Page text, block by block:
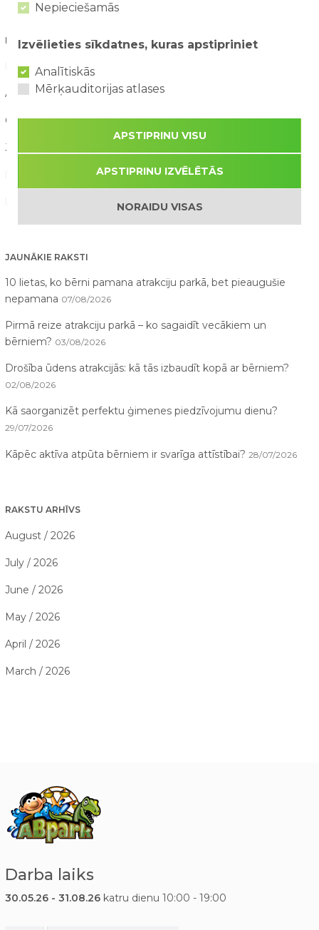
RAKSTU KATEGORIJAS
Blogs (16)
Aktuāli (90)
Galerija (11)
Jaunumi (160)
JAUNĀKIE RAKSTI
10 lietas, ko bērni pamana atrakciju parkā, bet pieaugušie
nepamana 07/08/2026
Pirmā reize atrakciju parkā – ko sagaidīt vecākiem un
bērniem? 03/08/2026
Drošība ūdens atrakcijās: kā tās izbaudīt kopā ar bērniem?
02/08/2026
Kā saorganizēt perfektu ģimenes piedzīvojumu dienu?
29/07/2026
Kāpēc aktīva atpūta bērniem ir svarīga attīstībai? 28/07/2026
RAKSTU ARHĪVS
August / 2026
July / 2026
June / 2026
May / 2026
April / 2026
March / 2026
Darba laiks
30.05.26 - 31.08.26 katru dienu 10:00 - 19:00
Nepieciešamās
Izvēlieties sīkdatnes, kuras apstipriniet
Analītiskās
Mērķauditorijas atlases
APSTIPRINU VISU
APSTIPRINU IZVĒLĒTĀS
NORAIDU VISAS